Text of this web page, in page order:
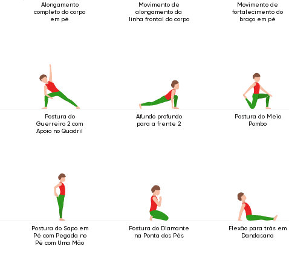
Alongamento
completo do corpo
em pé
Movimento de
alongamento da
linha frontal do corpo
Movimento de
fortalecimento do
braço em pé
Postura do
Guerreiro 2 com
Apoio no Quadril
Afundo profundo
para a frente 2
Postura do Meio
Pombo
Postura do Sapo em
Pé com Pegada no
Pé com Uma Mão
Postura do Diamante
na Ponta dos Pés
Flexão para trás em
Dandasana